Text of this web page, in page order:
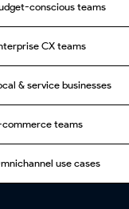
conscious teams
CX teams
& service businesses
commerce teams
use cases